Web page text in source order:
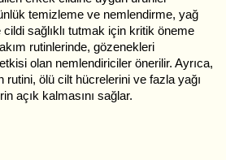
temizleme ve nemlendirme, yağ
sağlıklı tutmak için kritik öneme
rutinlerinde, gözenekleri
olan nemlendiriciler önerilir. Ayrıca,
ölü cilt hücrelerini ve fazla yağı
açık kalmasını sağlar.